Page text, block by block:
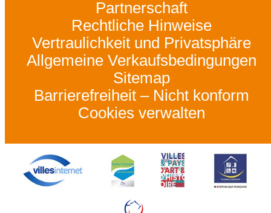
Partnerschaft
Rechtliche Hinweise
Vertraulichkeit und Privatsphäre
Allgemeine Verkaufsbedingungen
Sitemap
Barrierefreiheit – Nicht konform
Cookies verwalten